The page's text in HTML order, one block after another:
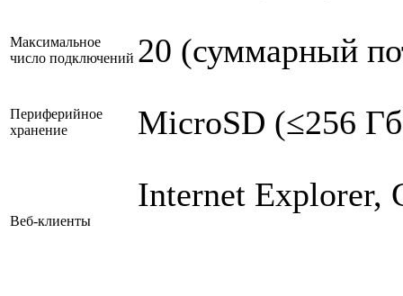
Максимальное
число подключений 20 (суммарный
Периферийное
хранение
MicroSD (≤256
Веб-клиенты
Internet Explorer,